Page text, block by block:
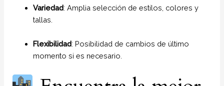
Variedad: Amplia selección de estilos, colores y
tallas.
Flexibilidad: Posibilidad de cambios de último
momento si es necesario.